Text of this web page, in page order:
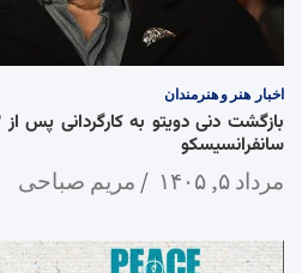
اخبار هنر و هنرمندان
سانفرانسیسکو
مرداد ۵, ۱۴۰۵ مریم صباحی